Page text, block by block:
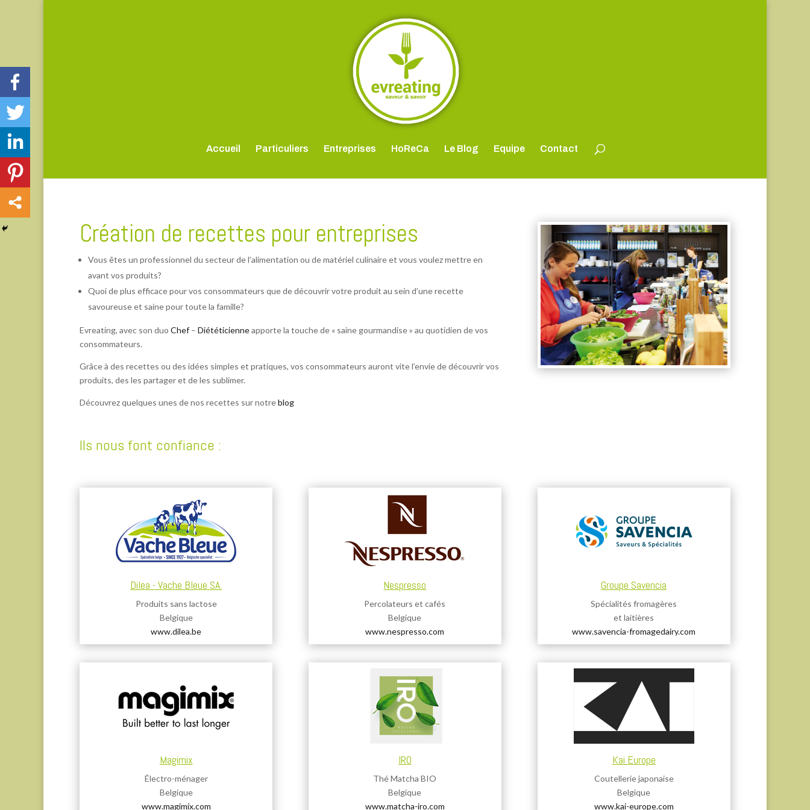
Accueil Particuliers Entreprises HoReCa Le Blog Equipe Contact
Création de recettes pour entreprises
Vous êtes un professionnel du secteur de l’alimentation ou de matériel culinaire et vous voulez mettre en
avant vos produits?
Quoi de plus efficace pour vos consommateurs que de découvrir votre produit au sein d’une recette
savoureuse et saine pour toute la famille?
Evreating, avec son duo Chef – Diététicienneapporte la touche de « saine gourmandise » au quotidien de vos
consommateurs.
Grâce à des recettes ou des idées simples et pratiques, vos consommateurs auront vite l’envie de découvrir vos
produits, des les partager et de les sublimer.
Découvrez quelques unes de nos recettes sur notreblog
Ils nous font confiance :
Dilea - Vache Bleue SA.
Produits sans lactose
Belgique
www.dilea.be
Magimix
Électro-ménager
Belgique
www.magimix.com
Nespresso
Percolateurs et cafés
Belgique
www.nespresso.com
IRO
Thé Matcha BIO
Belgique
www.matcha-iro.com
Groupe Savencia
Spécialités fromagères
et laitières
www.savencia-fromagedairy.com
Kai Europe
Coutellerie japonaise
Belgique
www.kai-europe.com